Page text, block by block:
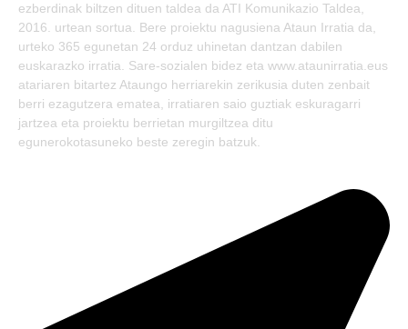
ezberdinak biltzen dituen taldea da ATI Komunikazio Taldea,
2016. urtean sortua. Bere proiektu nagusiena Ataun Irratia da,
urteko 365 egunetan 24 orduz uhinetan dantzan dabilen
euskarazko irratia. Sare-sozialen bidez eta www.ataunirratia.eus
atariaren bitartez Ataungo herriarekin zerikusia duten zenbait
berri ezagutzera ematea, irratiaren saio guztiak eskuragarri
jartzea eta proiektu berrietan murgiltzea ditu
egunerokotasuneko beste zeregin batzuk.